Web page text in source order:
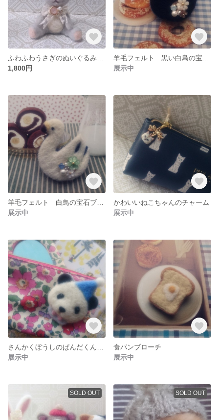
1,800円
展示中
展示中
かわいいねこちゃんのチャーム
展示中
展示中
食パンブローチ
展示中
SOLD OUT SOLD OUT